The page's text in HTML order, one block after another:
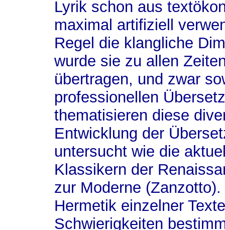
Lyrik schon aus
maximal artifiziell
Regel die klangliche
wurde sie zu allen
übertragen, und zwar
professionellen
thematisieren diese
Entwicklung der
untersucht wie die
Klassikern der
zur Moderne
Hermetik einzelner
Schwierigkeiten